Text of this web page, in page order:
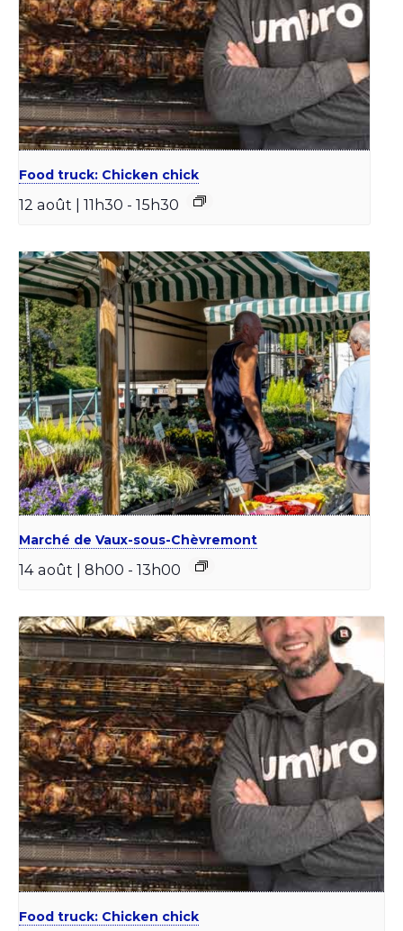
Food truck: Chicken chick
12 août | 11h30 - 15h30
Marché de Vaux-sous-Chèvremont
14 août | 8h00 - 13h00
Food truck: Chicken chick